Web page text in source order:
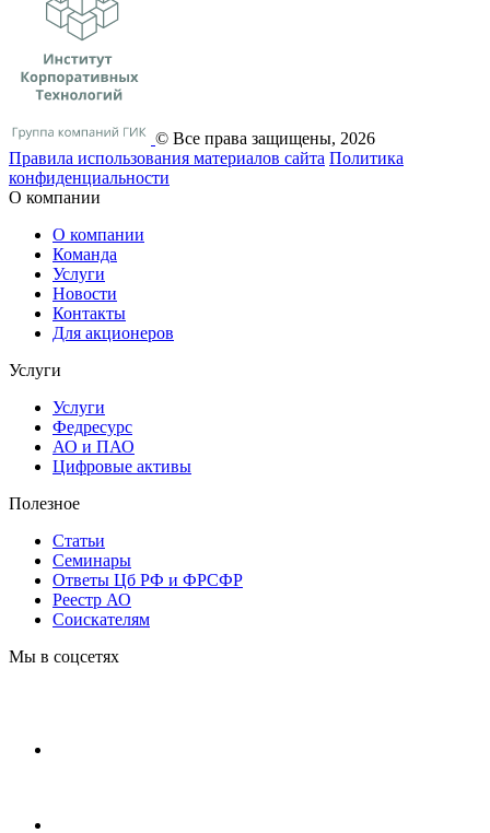
© Все права защищены, 2026
Правила использования материалов сайта Политика
конфиденциальности
О компании
О компании
Команда
Услуги
Новости
Контакты
Для акционеров
Услуги
Услуги
Федресурс
АО и ПАО
Цифровые активы
Полезное
Статьи
Cеминары
Ответы Цб РФ и ФРСФР
Реестр АО
Соискателям
Мы в соцсетях